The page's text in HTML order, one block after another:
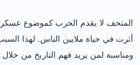
المتحف لا يقدم الحرب كموضوع
أثرت في حياة ملايين الناس. لهذا
ومناسبة لمن يريد فهم التاريخ من خلال